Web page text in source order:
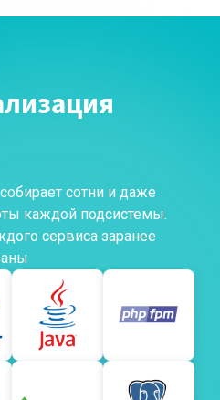
сотни и даже
каждой подсистемы.
сервиса заранее